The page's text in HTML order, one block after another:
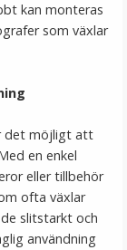
kan monteras
som växlar
det möjligt att
en enkel
eller tillbehör
ofta växlar
slitstarkt och
användning